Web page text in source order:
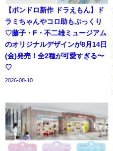
【ボンドロ新作 ドラえもん】ド
ラミちゃんやコロ助もぷっくり
♡藤子・F・不二雄ミュージアム
のオリジナルデザインが8月14日
(金)発売！全2種が可愛すぎる〜
♡
2026-08-10